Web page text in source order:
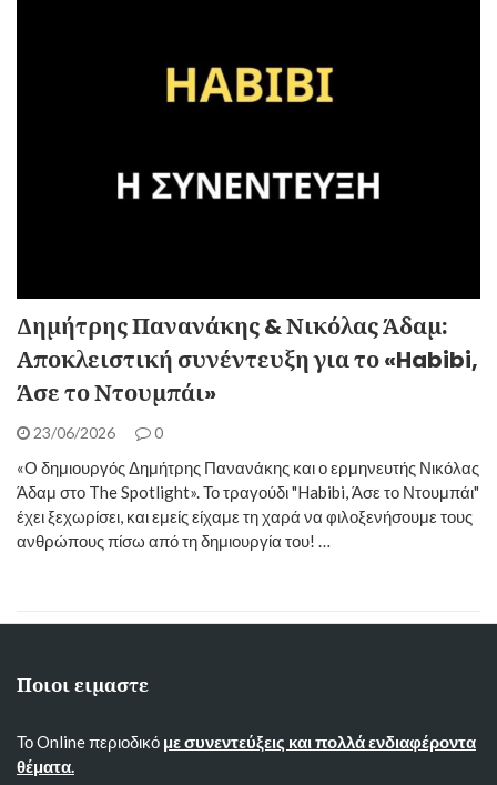
Δημήτρης Πανανάκης & Νικόλας Άδαμ:
Αποκλειστική συνέντευξη για το «Habibi,
Άσε το Ντουμπάι»
23/06/2026 0
«Ο δημιουργός Δημήτρης Πανανάκης και ο ερμηνευτής Νικόλας
Άδαμ στο The Spotlight». Το τραγούδι "Habibi, Άσε το Ντουμπάι"
έχει ξεχωρίσει, και εμείς είχαμε τη χαρά να φιλοξενήσουμε τους
ανθρώπους πίσω από τη δημιουργία του! ​…
Ποιοι ειμαστε
Το Online περιοδικό με συνεντεύξεις και πολλά ενδιαφέροντα
θέματα.